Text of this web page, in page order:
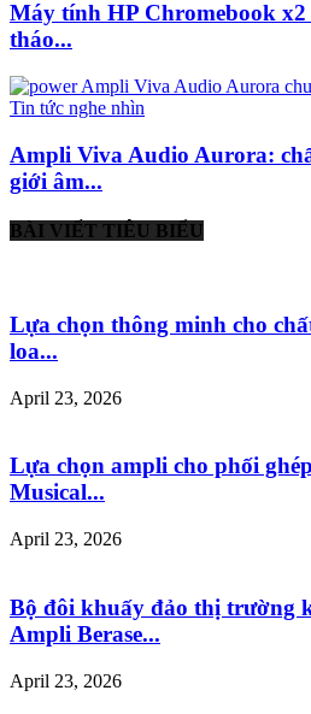
Máy tính HP Chromebook
tháo...
Tin tức nghe nhìn
Ampli Viva Audio Aurora:
giới âm...
BÀI VIẾT TIÊU BIỂU
Lựa chọn thông minh cho
loa...
April 23, 2026
Lựa chọn ampli cho phối
Musical...
April 23, 2026
Bộ đôi khuấy đảo thị trường
Ampli Berase...
April 23, 2026